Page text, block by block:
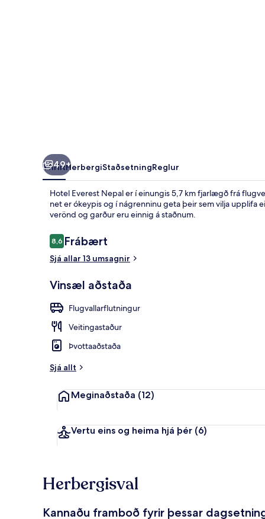
49+
YfirlitHerbergiStaðsetningReglur
Hotel Everest Nepal er í einungis 5,7 km fjarlægð frá
net er ókeypis og í nágrenninu geta þeir sem vilja upplifa
verönd og garður eru einnig á staðnum.
Umsagnir
8,68,6 af 10
Frábært
Sjá allar 13 umsagnir
Vinsæl aðstaða
Flugvallarflutningur
Veitingastaður
Þvottaaðstaða
Sjá allt
Meginaðstaða (12)
Vertu eins og heima hjá þér (6)
Herbergisval
Kannaðu framboð fyrir þessar